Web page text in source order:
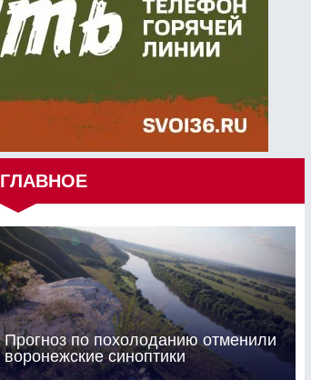
ГЛАВНОЕ
Прогноз по похолоданию отменили
воронежские синоптики